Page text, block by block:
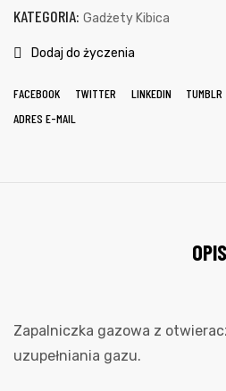
KATEGORIA: Gadżety Kibica
Dodaj do życzenia
FACEBOOK TWITTER LINKEDIN TUMBLR
ADRES E-MAIL
OPIS
Zapalniczka gazowa z
uzupełniania gazu.